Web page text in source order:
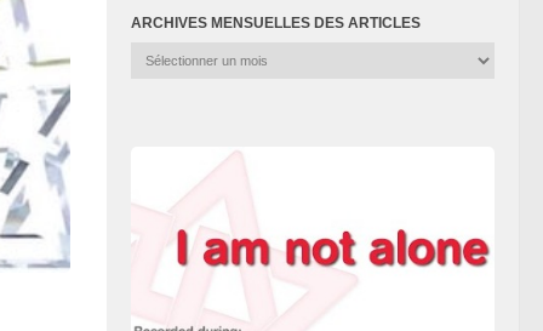
ARCHIVES MENSUELLES DES ARTICLES
Archives